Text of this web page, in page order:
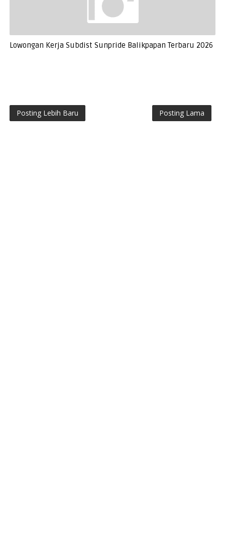
Lowongan Kerja Subdist Sunpride Balikpapan Terbaru 2026
Posting Lebih Baru Posting Lama